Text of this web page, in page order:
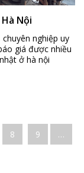
Nội
nghiệp uy
giá được nhiều
ở hà nội
8 9 …